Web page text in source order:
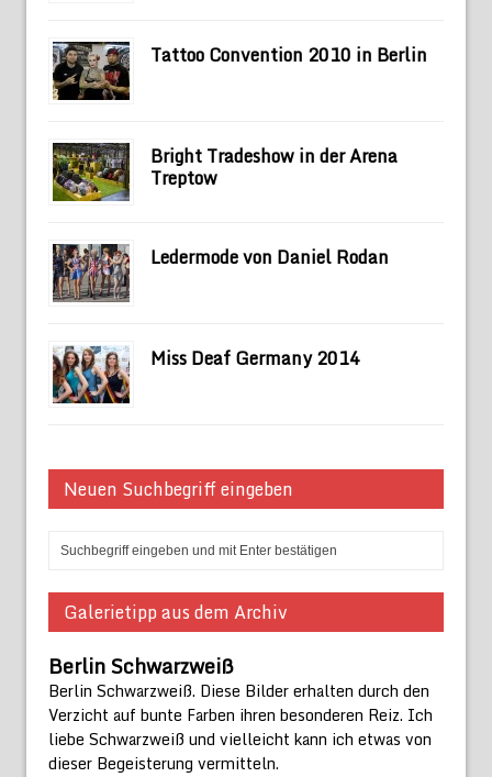
Tattoo Convention 2010 in Berlin
Bright Tradeshow in der Arena
Treptow
Ledermode von Daniel Rodan
Miss Deaf Germany 2014
Neuen Suchbegriff eingeben
Galerietipp aus dem Archiv
Berlin Schwarzweiß
Berlin Schwarzweiß. Diese Bilder erhalten durch den
Verzicht auf bunte Farben ihren besonderen Reiz. Ich
liebe Schwarzweiß und vielleicht kann ich etwas von
dieser Begeisterung vermitteln.